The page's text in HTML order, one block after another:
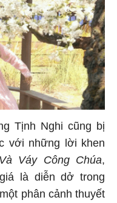
Tịnh Nghi cũng bị
với những lời khen
Váy Công Chúa,
là diễn dở trong
phân cảnh thuyết